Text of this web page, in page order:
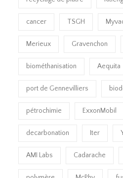
cancer TSGH
Merieux Gravenchon
biométhanisation Aequita
port de Gennevilliers
pétrochimie ExxonMobil
decarbonation Iter
AMI Labs Cadarache